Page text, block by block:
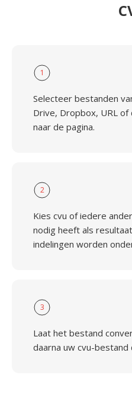
1
Selecteer bestanden
Drive, Dropbox, URL
naar de pagina.
2
Kies cvu of iedere
nodig heeft als
indelingen worden
3
Laat het bestand
daarna uw cvu-bestand